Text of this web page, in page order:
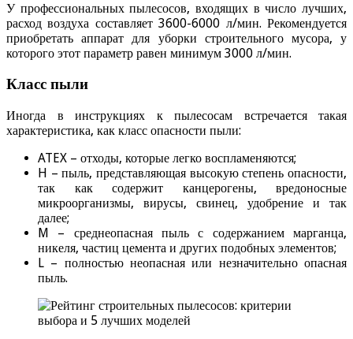
У профессиональных пылесосов, входящих в число лучших,
расход воздуха составляет 3600-6000 л/мин. Рекомендуется
приобретать аппарат для уборки строительного мусора, у
которого этот параметр равен минимум 3000 л/мин.
Класс пыли
Иногда в инструкциях к пылесосам встречается такая
характеристика, как класс опасности пыли:
ATEX – отходы, которые легко воспламеняются;
H – пыль, представляющая высокую степень опасности,
так как содержит канцерогены, вредоносные
микроорганизмы, вирусы, свинец, удобрение и так
далее;
M – среднеопасная пыль с содержанием марганца,
никеля, частиц цемента и других подобных элементов;
L – полностью неопасная или незначительно опасная
пыль.